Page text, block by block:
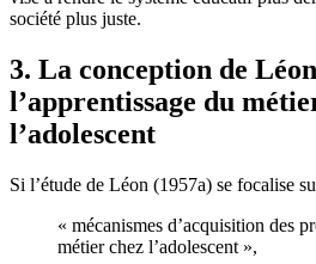
société plus juste.
3. La conception de
l’apprentissage du
l’adolescent
Si l’étude de Léon (1957a) se focalise
« mécanismes d’acquisition des
métier chez l’adolescent »,